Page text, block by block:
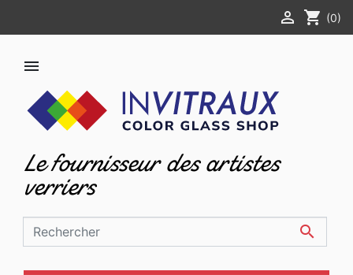
 shopping_cart (0)

Le fournisseur des artistes
verriers
